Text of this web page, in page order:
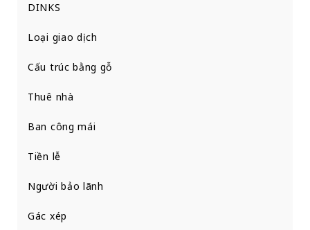
DINKS
Loại giao dịch
Cấu trúc bằng gỗ
Thuê nhà
Ban công mái
Tiền lễ
Người bảo lãnh
Gác xép